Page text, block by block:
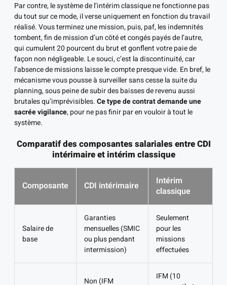
Par contre, le système de l’intérim classique ne fonctionne pas
du tout sur ce mode, il verse uniquement en fonction du travail
réalisé. Vous terminez une mission, puis, paf, les indemnités
tombent, fin de mission d’un côté et congés payés de l’autre,
qui cumulent 20 pourcent du brut et gonflent votre paie de
façon non négligeable. Le souci, c’est la discontinuité, car
l’absence de missions laisse le compte presque vide. En bref, le
mécanisme vous pousse à surveiller sans cesse la suite du
planning, sous peine de subir des baisses de revenu aussi
brutales qu’imprévisibles.Ce type de contrat demande une
sacrée vigilance, pour ne pas finir par en vouloir à tout le
système.
Comparatif des composantes salariales entre CDI
intérimaire et intérim classique
Composante CDI intérimaire
Intérim
classique
Salaire de
base
Garanties
mensuelles (SMIC
ou plus pendant
intermission)
Seulement
pour les
missions
effectuées
Non (IFM
IFM (10